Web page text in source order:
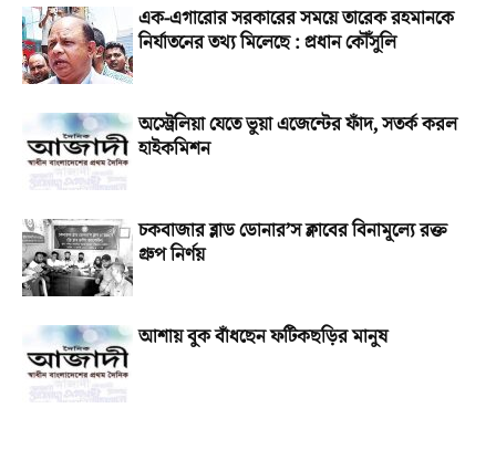
এক-এগারোর সরকারের সময়ে তারেক রহমানকে
নির্যাতনের তথ্য মিলেছে : প্রধান কৌঁসুলি
অস্ট্রেলিয়া যেতে ভুয়া এজেন্টের ফাঁদ, সতর্ক করল
হাইকমিশন
চকবাজার ব্লাড ডোনার’স ক্লাবের বিনামূল্যে রক্ত
গ্রুপ নির্ণয়
আশায় বুক বাঁধছেন ফটিকছড়ির মানুষ